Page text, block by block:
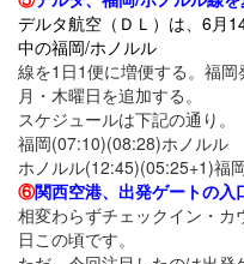
デルタ航空（ＤＬ）は、6月
中の福岡/ホノルル
線を1日1便に増便する。福
月・木曜日を追加する。
スケジュールは下記の通り。
福岡(07:10)(08:28)ホノル
ホノルル(12:45)(05:25+1)福
⑥関西空港、出発ゲートの入
相変わらずチェックイン・
日この頃です。